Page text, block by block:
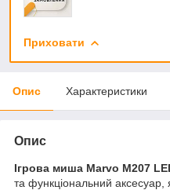
Приховати
Опис Характеристики
Опис
Ігрова миша Marvo M207
та функціональний